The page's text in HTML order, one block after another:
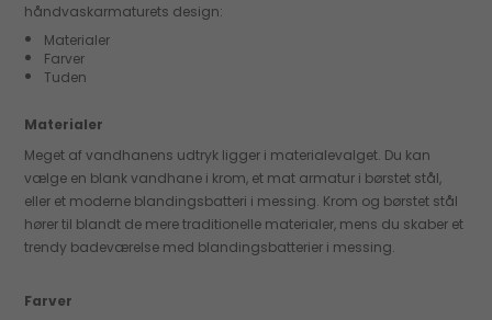
håndvaskarmaturets design:
Materialer
Farver
Tuden
Materialer
Meget af vandhanens udtryk ligger i materialevalget. Du kan
vælge en blank vandhane i krom, et mat armatur i børstet stål,
eller et moderne blandingsbatteri i messing. Krom og børstet stål
hører til blandt de mere traditionelle materialer, mens du skaber et
trendy badeværelse med blandingsbatterier i messing.
Farver